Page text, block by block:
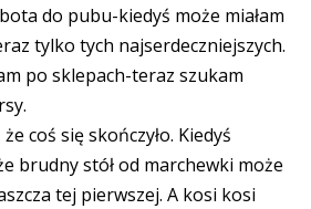
do pubu-kiedyś może miałam
tylko tych najserdeczniejszych.
po sklepach-teraz szukam
coś się skończyło. Kiedyś
brudny stół od marchewki może
tej pierwszej. A kosi kosi